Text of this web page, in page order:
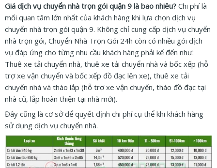
Giá dịch vụ chuyển nhà trọn gói quận 9 là bao nhiêu? Chi phí là
mối quan tâm lớn nhất của khách hàng khi lựa chọn dịch vụ
chuyển nhà trọn gói quận 9. Không chỉ cung cấp dịch vụ chuyển
nhà trọn gói, Chuyển Nhà Trọn Gói 24h còn có nhiều gói dịch
vụ đáp ứng cho từng nhu cầu khách hàng phải kể đến như:
Thuê xe tải chuyển nhà, thuê xe tải chuyển nhà và bốc xếp (hỗ
trợ xe vận chuyển và bốc xếp đồ đạc lên xe), thuê xe tải
chuyển nhà và tháo lắp (hỗ trợ xe vận chuyển, tháo đồ đạc tại
nhà cũ, lắp hoàn thiện tại nhà mới).
Đây cũng là cơ sở để quyết định chi phí cụ thể khi khách hàng
sử dụng dịch vụ chuyển nhà.